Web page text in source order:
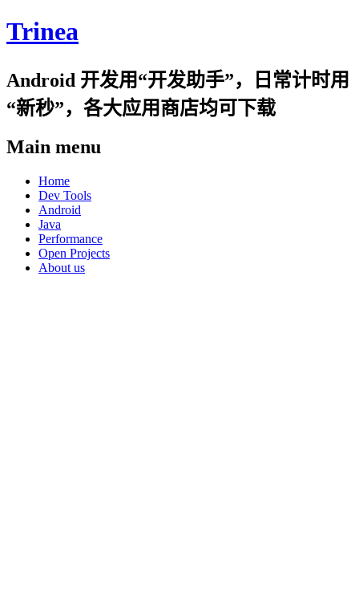
Trinea
Android 开发用“开发助手”，日常计时用
“新秒”，各大应用商店均可下载
Main menu
Skip
content
Home
Dev Tools
Android
Java
Performance
Open Projects
About us